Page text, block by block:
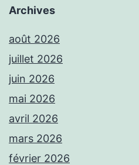
Archives
août 2026
juillet 2026
juin 2026
mai 2026
avril 2026
mars 2026
février 2026